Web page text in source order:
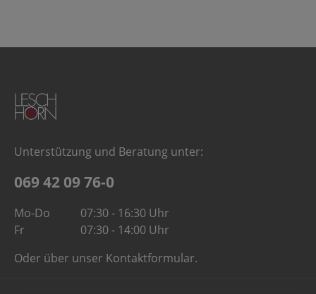
Unterstützung und Beratung unter:
069 42 09 76-0
Mo-Do
07:30 - 16:30 Uhr
Fr
07:30 - 14:00 Uhr
Oder über unser Kontaktformular.